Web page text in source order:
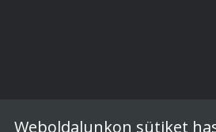
Weboldalunkon sütiket